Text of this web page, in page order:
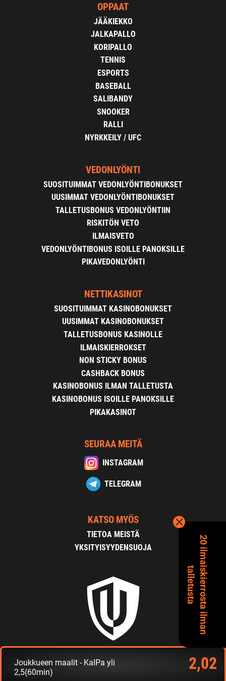
Joukkueen maalit - KalPa yli
2,5(60min)
2,02
OPPAAT
JÄÄKIEKKO
JALKAPALLO
KORIPALLO
TENNIS
ESPORTS
BASEBALL
SALIBANDY
SNOOKER
RALLI
NYRKKEILY / UFC
VEDONLYÖNTI
SUOSITUIMMAT VEDONLYÖNTIBONUKSET
UUSIMMAT VEDONLYÖNTIBONUKSET
TALLETUSBONUS VEDONLYÖNTIIN
RISKITÖN VETO
ILMAISVETO
VEDONLYÖNTIBONUS ISOILLE PANOKSILLE
PIKAVEDONLYÖNTI
NETTIKASINOT
SUOSITUIMMAT KASINOBONUKSET
UUSIMMAT KASINOBONUKSET
TALLETUSBONUS KASINOLLE
ILMAISKIERROKSET
NON STICKY BONUS
CASHBACK BONUS
KASINOBONUS ILMAN TALLETUSTA
KASINOBONUS ISOILLE PANOKSILLE
PIKAKASINOT
SEURAA MEITÄ
INSTAGRAM
TELEGRAM
KATSO MYÖS
TIETOA MEISTÄ
YKSITYISYYDENSUOJA
Copyright 2026 Uhmapelaajat.com
2
0
i
l
m
a
is
k
i
e
r
r
o
s
t
a
i
l
m
a
n
ta
l
l
e
t
u
s
t
a